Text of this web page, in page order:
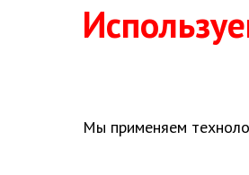
Мы применяем